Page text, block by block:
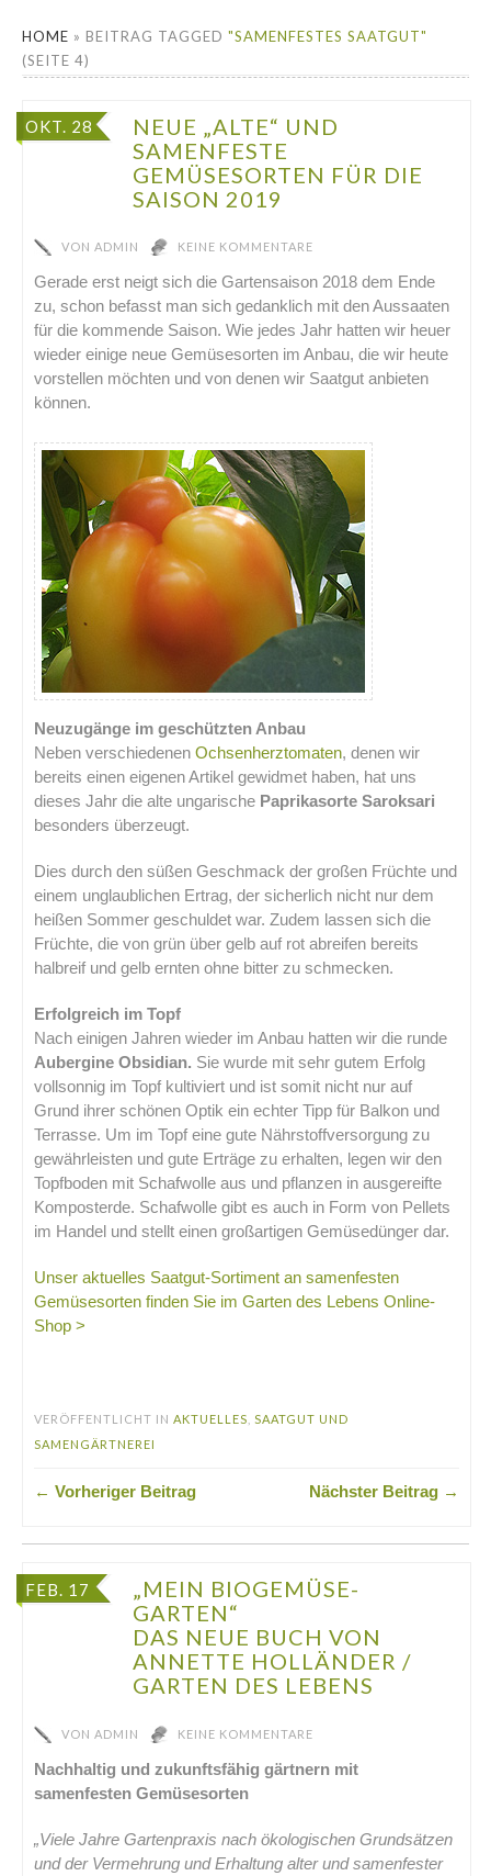
HOME » BEITRAG TAGGED "SAMENFESTES SAATGUT"
(SEITE 4)
OKT. 28
NEUE „ALTE“ UND
SAMENFESTE
GEMÜSESORTEN FÜR DIE
SAISON 2019
VON ADMIN KEINE KOMMENTARE
Gerade erst neigt sich die Gartensaison 2018 dem Ende
zu, schon befasst man sich gedanklich mit den Aussaaten
für die kommende Saison. Wie jedes Jahr hatten wir heuer
wieder einige neue Gemüsesorten im Anbau, die wir heute
vorstellen möchten und von denen wir Saatgut anbieten
können.
Neuzugänge im geschützten Anbau
Neben verschiedenen Ochsenherztomaten, denen wir
bereits einen eigenen Artikel gewidmet haben, hat uns
dieses Jahr die alte ungarische Paprikasorte Saroksari
besonders überzeugt.
Dies durch den süßen Geschmack der großen Früchte und
einem unglaublichen Ertrag, der sicherlich nicht nur dem
heißen Sommer geschuldet war. Zudem lassen sich die
Früchte, die von grün über gelb auf rot abreifen bereits
halbreif und gelb ernten ohne bitter zu schmecken.
Erfolgreich im Topf
Nach einigen Jahren wieder im Anbau hatten wir die runde
Aubergine Obsidian. Sie wurde mit sehr gutem Erfolg
vollsonnig im Topf kultiviert und ist somit nicht nur auf
Grund ihrer schönen Optik ein echter Tipp für Balkon und
Terrasse. Um im Topf eine gute Nährstoffversorgung zu
gewährleisten und gute Erträge zu erhalten, legen wir den
Topfboden mit Schafwolle aus und pflanzen in ausgereifte
Komposterde. Schafwolle gibt es auch in Form von Pellets
im Handel und stellt einen großartigen Gemüsedünger dar.
Unser aktuelles Saatgut-Sortiment an samenfesten
Gemüsesorten finden Sie im Garten des Lebens Online-
Shop >
VERÖFFENTLICHT IN AKTUELLES SAATGUT UND
SAMENGÄRTNEREI
← Vorheriger Beitrag Nächster Beitrag →
FEB. 17
„MEIN BIOGEMÜSE-
GARTEN“
DAS NEUE BUCH VON
ANNETTE HOLLÄNDER /
GARTEN DES LEBENS
VON ADMIN KEINE KOMMENTARE
Nachhaltig und zukunftsfähig gärtnern mit
samenfesten Gemüsesorten
„Viele Jahre Gartenpraxis nach ökologischen Grundsätzen
und der Vermehrung und Erhaltung alter und samenfester